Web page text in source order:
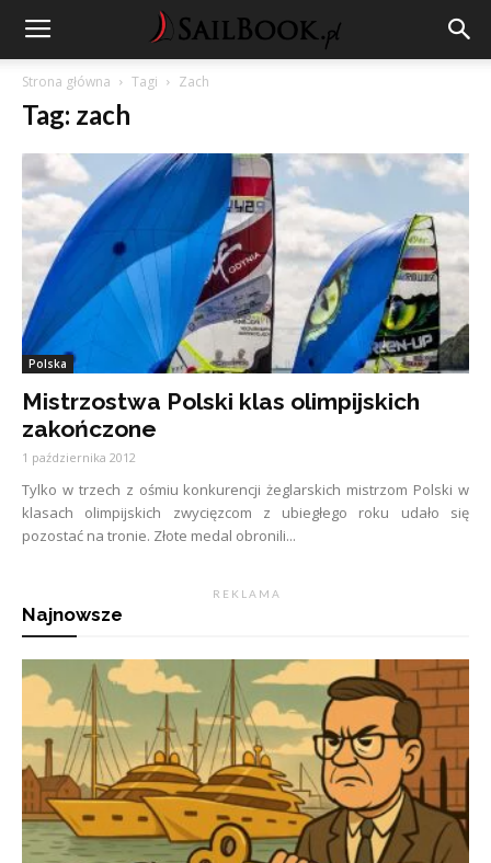
Strona główna Tagi Zach
Tag: zach
Polska
Mistrzostwa Polski klas olimpijskich
zakończone
1 października 2012
Tylko w trzech z ośmiu konkurencji żeglarskich mistrzom Polski w
klasach olimpijskich zwycięzcom z ubiegłego roku udało się
pozostać na tronie. Złote medal obronili...
R E K L A M A
Najnowsze